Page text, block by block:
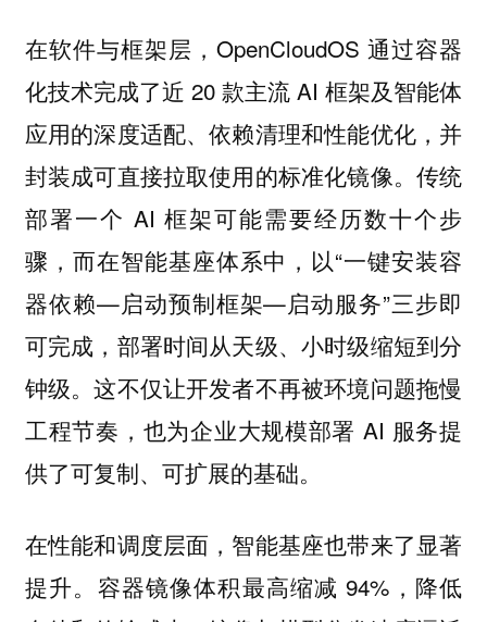
在软件与框架层，OpenCloudOS 通过容器
化技术完成了近 20 款主流 AI 框架及智能体
应用的深度适配、依赖清理和性能优化，并
封装成可直接拉取使用的标准化镜像。传统
部署一个 AI 框架可能需要经历数十个步
骤，而在智能基座体系中，以“一键安装容
器依赖—启动预制框架—启动服务”三步即
可完成，部署时间从天级、小时级缩短到分
钟级。这不仅让开发者不再被环境问题拖慢
工程节奏，也为企业大规模部署 AI 服务提
供了可复制、可扩展的基础。
在性能和调度层面，智能基座也带来了显著
提升。容器镜像体积最高缩减 94%，降低